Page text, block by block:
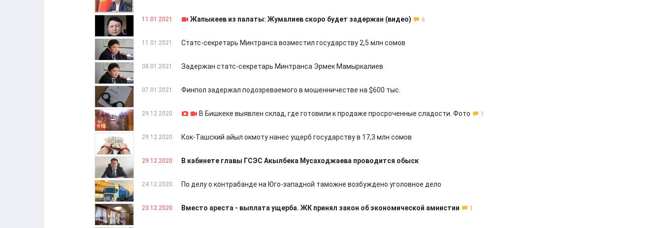
11.01.2021 Жапыкеев из палаты: Жумалиев скоро будет задержан (видео) 6
11.01.2021 Статс-секретарь Минтранса возместил государству 2,5 млн сомов
08.01.2021 Задержан статс-секретарь Минтранса Эрмек Мамыркалиев
07.01.2021 Финпол задержал подозреваемого в мошенничестве на $600 тыс.
29.12.2020 В Бишкеке выявлен склад, где готовили к продаже просроченные сладости. Фото 1
29.12.2020 Кок-Ташский айыл окмоту нанес ущерб государству в 17,3 млн сомов
29.12.2020 В кабинете главы ГСЭС Акылбека Мусаходжаева проводится обыск
24.12.2020 По делу о контрабанде на Юго-западной таможне возбуждено уголовное дело
23.12.2020 Вместо ареста - выплата ущерба. ЖК принял закон об экономической амнистии 1